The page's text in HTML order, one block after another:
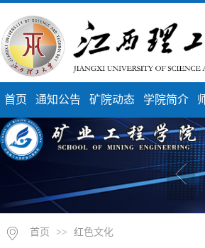
首页 通知公告 矿院动态 学院简介
首页 >> 红色文化